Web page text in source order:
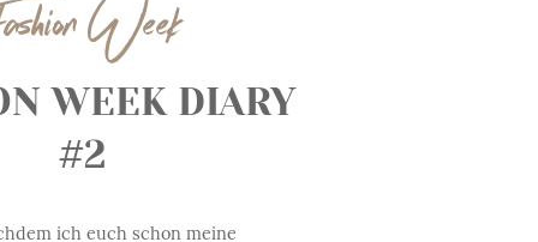
Week
WEEK DIARY
#2
ich euch schon meine